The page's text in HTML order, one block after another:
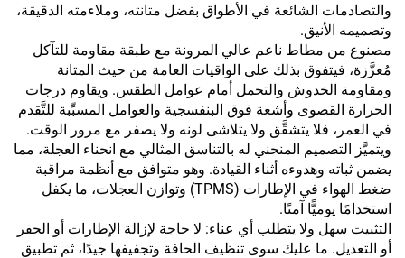
والتصادمات الشائعة في الأطواق بفضل متانته، وملاءمته الدقيقة،
وتصميمه الأنيق.
مصنوع من مطاط ناعم عالي المرونة مع طبقة مقاومة للتآكل
مُعزَّزة، فيتفوق بذلك على الواقيات العامة من حيث المتانة
ومقاومة الخدوش والتحمل أمام عوامل الطقس. ويقاوم درجات
الحرارة القصوى وأشعة فوق البنفسجية والعوامل المسبِّبة للتَّقدم
في العمر، فلا يتشقَّق ولا يتلاشى لونه ولا يصفر مع مرور الوقت.
ويتميَّز التصميم المنحني له بالتناسق المثالي مع انحناء العجلة، مما
يضمن ثباته وهدوءه أثناء القيادة. وهو متوافق مع أنظمة مراقبة
ضغط الهواء في الإطارات (TPMS) وتوازن العجلات، ما يكفل
استخدامًا يوميًّا آمنًا.
التثبيت سهل ولا يتطلب أي عناء: لا حاجة لإزالة الإطارات أو الحفر
أو التعديل. ما عليك سوى تنظيف الحافة وتجفيفها جيدًا، ثم تطبيق